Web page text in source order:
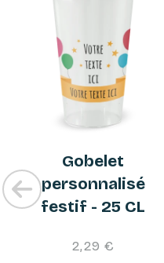
Gobelet
personnalisé
festif - 25 CL
2,29 €